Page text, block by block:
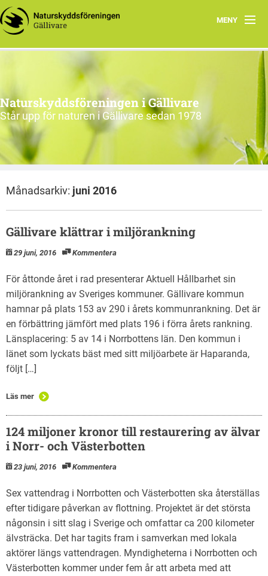
MENY
Hem
Intressegrupper
EN
Naturskyddsföreningen i Gällivare
Står upp för naturen i Gällivare sedan 1978
Månadsarkiv: juni 2016
Gällivare klättrar i miljörankning
29 juni, 2016 Kommentera
För åttonde året i rad presenterar Aktuell Hållbarhet sin
miljörankning av Sveriges kommuner. Gällivare kommun
hamnar på plats 153 av 290 i årets kommunrankning. Det är
en förbättring jämfört med plats 196 i förra årets rankning.
Länsplacering: 5 av 14 i Norrbottens län. Den kommun i
länet som lyckats bäst med sitt miljöarbete är Haparanda,
följt […]
Läs mer
124 miljoner kronor till restaurering av älvar
i Norr- och Västerbotten
23 juni, 2016 Kommentera
Sex vattendrag i Norrbotten och Västerbotten ska återställas
efter tidigare påverkan av flottning. Projektet är det största
någonsin i sitt slag i Sverige och omfattar ca 200 kilometer
älvsträcka. Det har tagits fram i samverkan med lokala
aktörer längs vattendragen. Myndigheterna i Norrbotten och
Västerbotten kommer under fem år att arbeta med att